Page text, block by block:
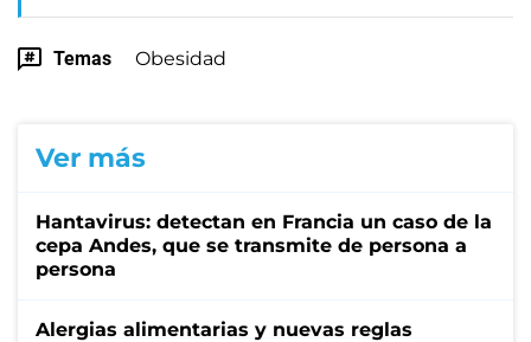
Temas Obesidad
Ver más
Hantavirus: detectan en Francia un caso de la
cepa Andes, que se transmite de persona a
persona
Alergias alimentarias y nuevas reglas